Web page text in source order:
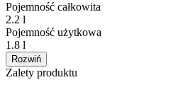
Pojemność całkowita
2.2 l
Pojemność użytkowa
1.8 l
Rozwiń
Zalety produktu